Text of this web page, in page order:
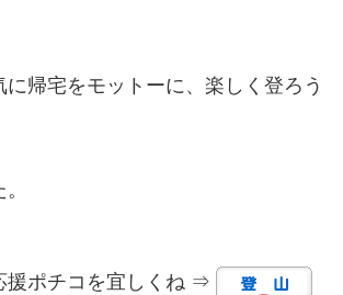
帰宅をモットーに、楽しく登ろう
援ポチコを宜しくね ⇒